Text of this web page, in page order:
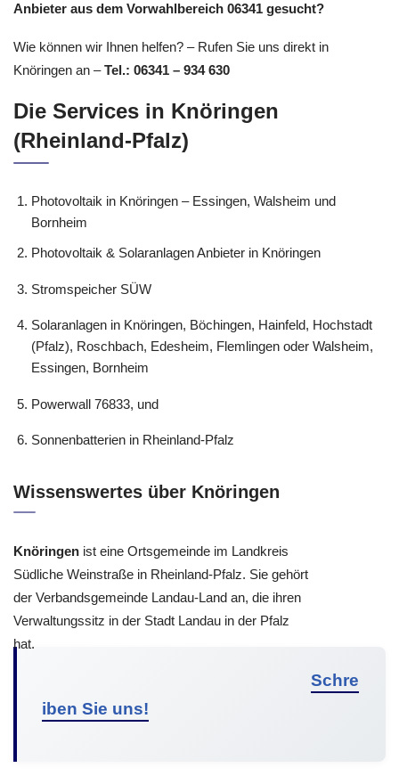
Anbieter aus dem Vorwahlbereich 06341 gesucht?
Wie können wir Ihnen helfen? – Rufen Sie uns direkt in
Knöringen an –Tel.: 06341 – 934 630
Die Services in Knöringen
(Rheinland-Pfalz)
Photovoltaik in Knöringen – Essingen, Walsheim und
Bornheim
Photovoltaik & Solaranlagen Anbieter in Knöringen
Stromspeicher SÜW
Solaranlagen in Knöringen, Böchingen, Hainfeld, Hochstadt
(Pfalz), Roschbach, Edesheim, Flemlingen oder Walsheim,
Essingen, Bornheim
Powerwall 76833, und
Sonnenbatterien in Rheinland-Pfalz
Wissenswertes über Knöringen
Knöringen ist eine Ortsgemeinde im Landkreis
Südliche Weinstraße in Rheinland-Pfalz. Sie gehört
der Verbandsgemeinde Landau-Land an, die ihren
Verwaltungssitz in der Stadt Landau in der Pfalz
hat.
Schre
iben Sie uns!